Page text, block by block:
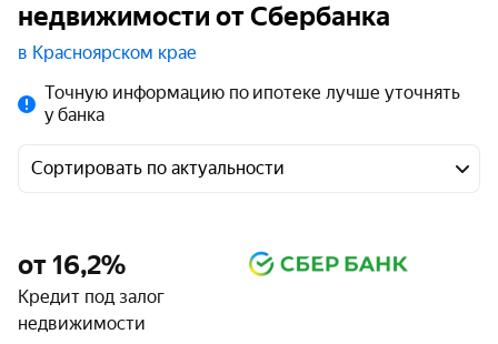
недвижимости от Сбербанка
в Красноярском крае
Точную информацию по ипотеке лучше уточнять
у банка
Сортировать по актуальности
от 16,2%
Кредит под залог
недвижимости